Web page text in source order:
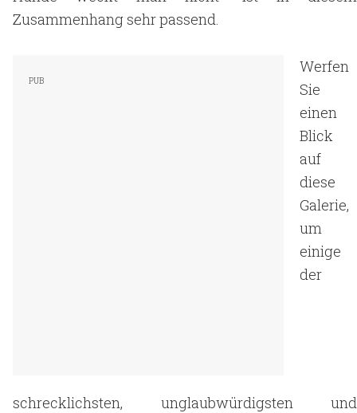
Zusammenhang sehr passend.
Werfen
Sie
einen
Blick
auf
diese
Galerie,
um
einige
der
schrecklichsten, unglaubwürdigsten und